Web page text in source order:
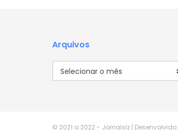
Arquivos
Selecionar o mês
© 2021 a 2022 - Jornalslz | Desenvolvido: